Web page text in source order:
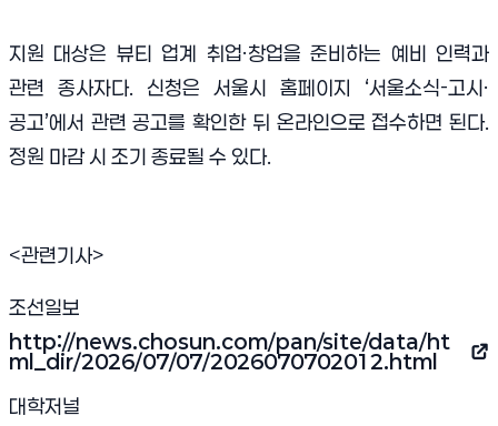
지원 대상은 뷰티 업계 취업·창업을 준비하는 예비 인력과
관련 종사자다. 신청은 서울시 홈페이지 ‘서울소식-고시·
공고’에서 관련 공고를 확인한 뒤 온라인으로 접수하면 된다.
정원 마감 시 조기 종료될 수 있다.
<관련기사>
조선일보
http://news.chosun.com/pan/site/data/ht
ml_dir/2026/07/07/2026070702012.html
(새 창 열림)
대학저널